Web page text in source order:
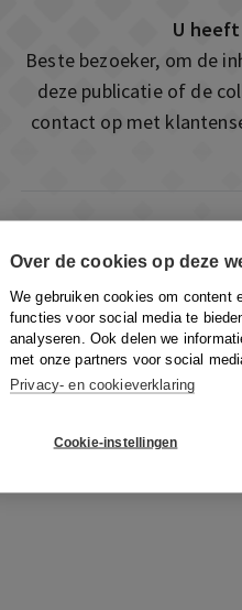
Over de cookies op deze
We gebruiken cookies om content
functies voor social media te
analyseren. Ook delen we
met onze partners voor social
Privacy- en cookieverklaring
Cookie-instellingen
U
Beste bezoeker, om de
deze publicatie of de
contact op met
ook de